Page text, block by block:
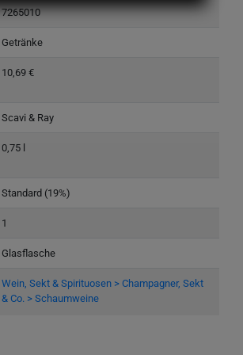
7265010
Getränke
10,69 €
Scavi & Ray
0,75 l
Standard (19%)
1
Glasflasche
Wein, Sekt & Spirituosen > Champagner, Sekt
& Co. > Schaumweine